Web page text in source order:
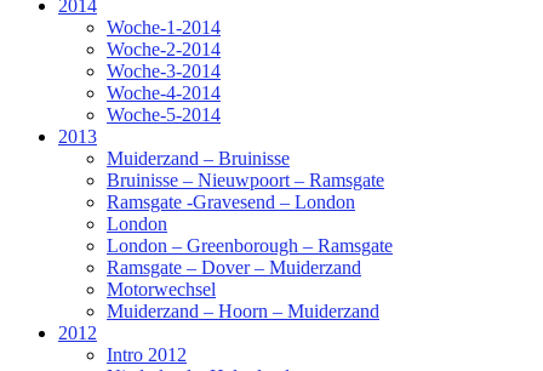
2014
Woche-1-2014
Woche-2-2014
Woche-3-2014
Woche-4-2014
Woche-5-2014
2013
Muiderzand – Bruinisse
Bruinisse – Nieuwpoort – Ramsgate
Ramsgate -Gravesend – London
London
London – Greenborough – Ramsgate
Ramsgate – Dover – Muiderzand
Motorwechsel
Muiderzand – Hoorn – Muiderzand
2012
Intro 2012